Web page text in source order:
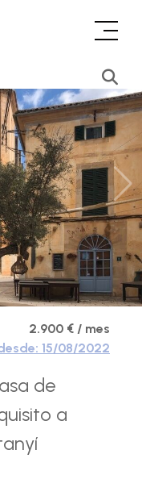
2.900 € / mes
15/08/2022
de
a